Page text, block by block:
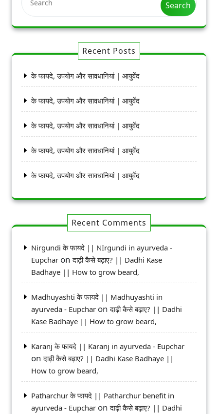
Search
Recent Posts
के फायदे, उपयोग और सावधानियां | आयुर्वेद
के फायदे, उपयोग और सावधानियां | आयुर्वेद
के फायदे, उपयोग और सावधानियां | आयुर्वेद
के फायदे, उपयोग और सावधानियां | आयुर्वेद
के फायदे, उपयोग और सावधानियां | आयुर्वेद
Recent Comments
Nirgundi के फायदे || NIrgundi in ayurveda -
Eupchar onदाढ़ी कैसे बढ़ाए? || Dadhi Kase
Badhaye || How to grow beard,
Madhuyashti के फायदे || Madhuyashti in
ayurveda - Eupchar onदाढ़ी कैसे बढ़ाए? || Dadhi
Kase Badhaye || How to grow beard,
Karanj के फायदे || Karanj in ayurveda - Eupchar
onदाढ़ी कैसे बढ़ाए? || Dadhi Kase Badhaye ||
How to grow beard,
Patharchur के फायदे || Patharchur benefit in
ayurveda - Eupchar onदाढ़ी कैसे बढ़ाए? || Dadhi